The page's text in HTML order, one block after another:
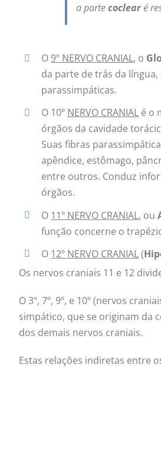
a partecoclearé
O 9º NERVO CRANIAL, o
da parte de trás da
parassimpáticas.
O 10º NERVO CRANIAL é o
órgãos da cavidade
Suas fibras
apêndice, estômago,
entre outros. Conduz
órgãos.
O 11º NERVO CRANIAL, ou
função concerne o
O 12º NERVO CRANIAL(
Os nervos craniais 11 e 12
O 3º, 7º, 9º, e 10º (nervos
simpático, que se originam da
dos demais nervos craniais.
Estas relações indiretas entre